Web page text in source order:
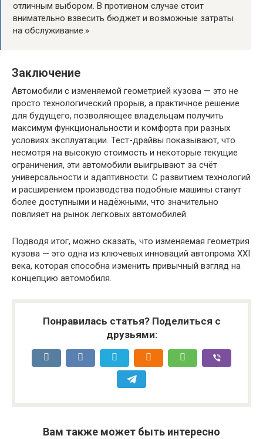
отличным выбором. В противном случае стоит
внимательно взвесить бюджет и возможные затраты
на обслуживание.»
Заключение
Автомобили с изменяемой геометрией кузова — это не
просто технологический прорыв, а практичное решение
для будущего, позволяющее владельцам получить
максимум функциональности и комфорта при разных
условиях эксплуатации. Тест-драйвы показывают, что
несмотря на высокую стоимость и некоторые текущие
ограничения, эти автомобили выигрывают за счёт
универсальности и адаптивности. С развитием технологий
и расширением производства подобные машины станут
более доступными и надёжными, что значительно
повлияет на рынок легковых автомобилей.
Подводя итог, можно сказать, что изменяемая геометрия
кузова — это одна из ключевых инноваций автопрома XXI
века, которая способна изменить привычный взгляд на
концепцию автомобиля.
Понравилась статья? Поделиться с
друзьями:
Вам также может быть интересно